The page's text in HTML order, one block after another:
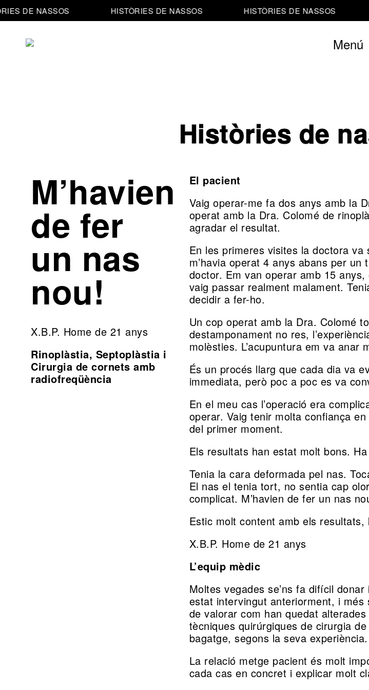
DE NASSOS HISTÒRIES DE NASSOS HISTÒRIES DE NASSOS
Històries de
M’havien
de fer
un nas
nou!
X.B.P. Home de 21 anys
Rinoplàstia, Septoplàstia i
Cirurgia de cornets amb
radiofreqüència
El pacient
Vaig operar-me fa dos anys amb la
operat amb la Dra. Colomé de
agradar el resultat.
En les primeres visites la doctora va
m’havia operat 4 anys abans per
doctor. Em van operar amb 15
vaig passar realment malament.
decidir a fer-ho.
Un cop operat amb la Dra. Colomé
destamponament no res,
molèsties. L’acupuntura em va
És un procés llarg que cada dia va
immediata, però poc a poc es va
En el meu cas l’operació era
operar. Vaig tenir molta confiança
del primer moment.
Els resultats han estat molt bons.
Tenia la cara deformada pel nas.
El nas el tenia tort, no sentia cap
complicat. M’havien de fer un nas
Estic molt content amb els
X.B.P. Home de 21 anys
L’equip mèdic
Moltes vegades se’ns fa difícil
estat intervingut anteriorment, i més
de valorar com han quedat
tècniques quirúrgiques de cirurgia
bagatge, segons la seva experiència.
La relació metge pacient és molt
cada cas en concret i explicar molt
Menú
procés
Funcional
Problemes
Cirurgia
d’obstrucció
Notícies
Contacte
Barcelona
Teknon
Internacional